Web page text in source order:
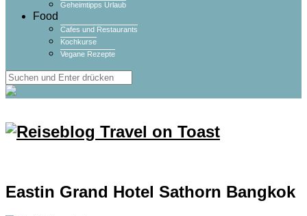
Geheimtipps Urlaub
Food
Cafes und Restaurants
Kochkurse
Vegane Rezepte
Eastin Grand Hotel Sathorn Bangkok